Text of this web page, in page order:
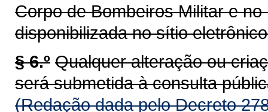
Corpo de Bombeiros Militar e
disponibilizada no sítio
§ 6.º Qualquer alteração ou
será submetida à consulta
(Redação dada pelo Decreto